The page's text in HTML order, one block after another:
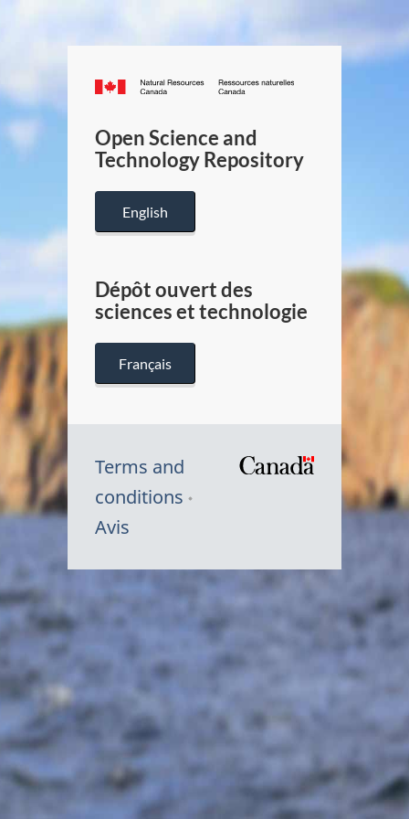
Canada.ca
/
Canada
Open Science and
Technology Repository
English
Dépôt ouvert des
sciences et technologie
Français
Terms and
conditions
Avis
Symbole
Canada